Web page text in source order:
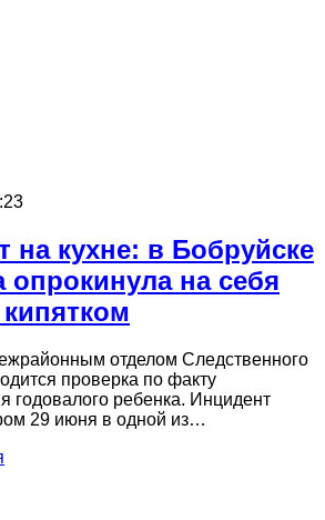
на кухне: в Бобруйске
на себя
отделом Следственного
проверка по факту
годовалого ребенка. Инцидент
29 июня в одной из…